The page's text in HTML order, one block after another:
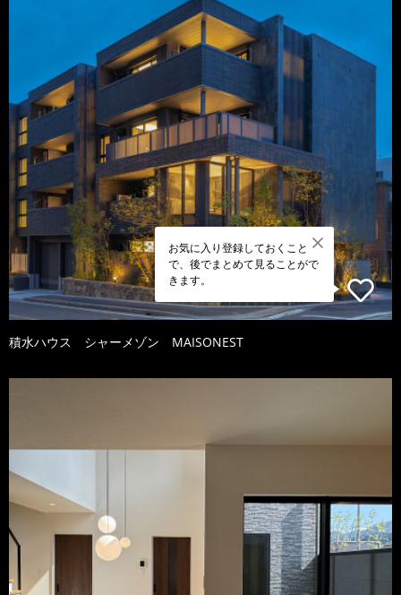
お気に入り登録しておくこと
で、後でまとめて見ることがで
きます。
積水ハウス シャーメゾン MAISONEST